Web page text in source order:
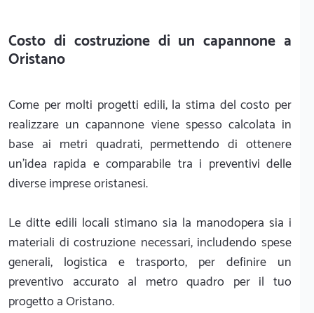
Costo di costruzione di un capannone a
Oristano
Come per molti progetti edili, la stima del costo per
realizzare un capannone viene spesso calcolata in
base ai metri quadrati, permettendo di ottenere
un'idea rapida e comparabile tra i preventivi delle
diverse imprese oristanesi.
Le ditte edili locali stimano sia la manodopera sia i
materiali di costruzione necessari, includendo spese
generali, logistica e trasporto, per definire un
preventivo accurato al metro quadro per il tuo
progetto a Oristano.